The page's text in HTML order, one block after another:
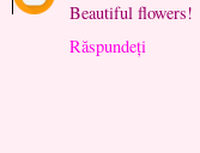
Beautiful flowers!
Răspundeți